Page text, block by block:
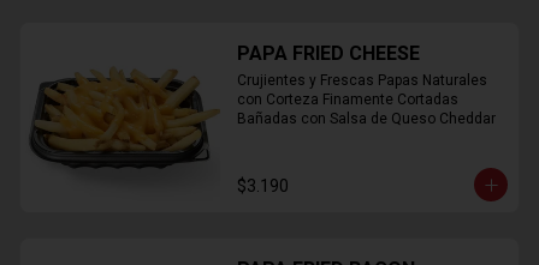
PAPA FRIED CHEESE
Crujientes y Frescas Papas Naturales
con Corteza Finamente Cortadas
Bañadas con Salsa de Queso Cheddar
$3.190